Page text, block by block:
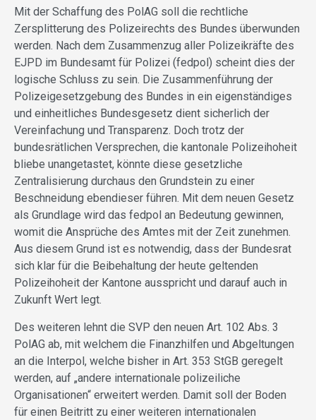
Mit der Schaffung des PolAG soll die rechtliche
Zersplitterung des Polizeirechts des Bundes überwunden
werden. Nach dem Zusammenzug aller Polizeikräfte des
EJPD im Bundesamt für Polizei (fedpol) scheint dies der
logische Schluss zu sein. Die Zusammenführung der
Polizeigesetzgebung des Bundes in ein eigenständiges
und einheitliches Bundesgesetz dient sicherlich der
Vereinfachung und Transparenz. Doch trotz der
bundesrätlichen Versprechen, die kantonale Polizeihoheit
bliebe unangetastet, könnte diese gesetzliche
Zentralisierung durchaus den Grundstein zu einer
Beschneidung ebendieser führen. Mit dem neuen Gesetz
als Grundlage wird das fedpol an Bedeutung gewinnen,
womit die Ansprüche des Amtes mit der Zeit zunehmen.
Aus diesem Grund ist es notwendig, dass der Bundesrat
sich klar für die Beibehaltung der heute geltenden
Polizeihoheit der Kantone ausspricht und darauf auch in
Zukunft Wert legt.
Des weiteren lehnt die SVP den neuen Art. 102 Abs. 3
PolAG ab, mit welchem die Finanzhilfen und Abgeltungen
an die Interpol, welche bisher in Art. 353 StGB geregelt
werden, auf „andere internationale polizeiliche
Organisationen“ erweitert werden. Damit soll der Boden
für einen Beitritt zu einer weiteren internationalen